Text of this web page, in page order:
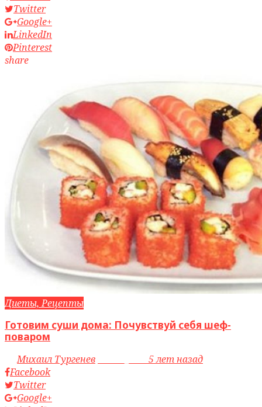
Twitter
Google+
LinkedIn
Pinterest
share
Диеты, Рецепты
Готовим суши дома: Почувствуй себя шеф-
поваром
byМихаил Тургенев
5 лет назад
Facebook
Twitter
Google+